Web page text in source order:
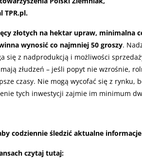
TPR.pl.
złotych na hektar upraw, minimalna
wynosić co najmniej 50 groszy.
się z nadprodukcją i możliwości
złudzeń – jeśli popyt nie wzrośnie,
czasy. Nie mogą wycofać się z rynku,
tych inwestycji zajmie im minimum
codziennie śledzić aktualne informacje
czytaj tutaj: